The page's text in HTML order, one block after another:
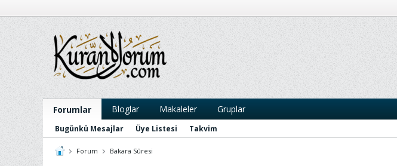
Forumlar Bloglar Makaleler Gruplar
Bugünkü Mesajlar Üye Listesi Takvim
Forum Bakara Sûresi